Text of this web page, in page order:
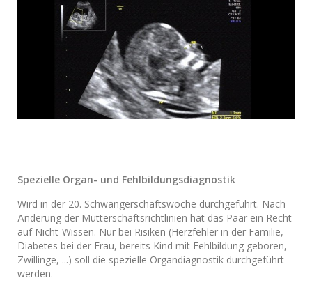
Spezielle Organ- und Fehlbildungsdiagnostik
Wird in der 20. Schwangerschaftswoche durchgeführt. Nach
Änderung der Mutterschaftsrichtlinien hat das Paar ein Recht
auf Nicht-Wissen. Nur bei Risiken (Herzfehler in der Familie,
Diabetes bei der Frau, bereits Kind mit Fehlbildung geboren,
Zwillinge, ...) soll die spezielle Organdiagnostik durchgeführt
werden.